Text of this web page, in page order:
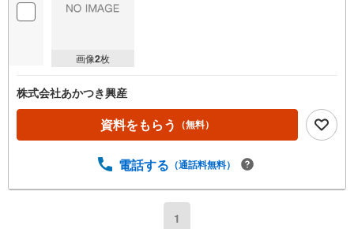
画像2枚
株式会社あかつき興産
資料をもらう （無料）
電話する （通話料無料）
1